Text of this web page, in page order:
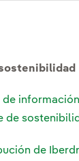
de
de
de